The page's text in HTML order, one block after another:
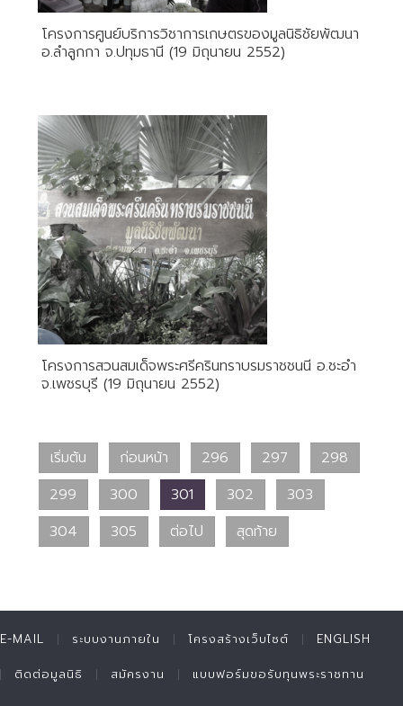
โครงการศูนย์บริการวิชาการเกษตรของมูลนิธิชัยพัฒนา
อ.ลำลูกกา จ.ปทุมธานี (19 มิถุนายน 2552)
โครงการสวนสมเด็จพระศรีครินทราบรมราชชนนี อ.ชะอำ
จ.เพชรบุรี (19 มิถุนายน 2552)
เริ่มต้น ก่อนหน้า 296 297
298
299
300 301 302
303
304
305 ต่อไป สุดท้าย
E-MAIL ระบบงานภายใน โครงสร้างเว็บไซต์ ENGLISH
ติดต่อมูลนิธิ สมัครงาน แบบฟอร์มขอรับทุนพระราชทาน